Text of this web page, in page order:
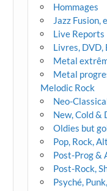
Hommages
Jazz Fusion,
Live Reports
Livres, DVD,
Metal
Metal
Melodic Rock
Neo-
New, Cold &
Oldies but
Pop, Rock,
Post-Prog &
Post-Rock,
Psyché,